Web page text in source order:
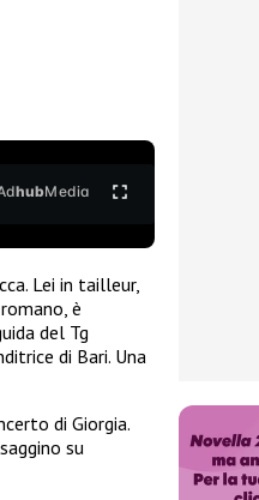
hubMedia
Lei in tailleur,
è
del Tg
di Bari. Una
di Giorgia.
su